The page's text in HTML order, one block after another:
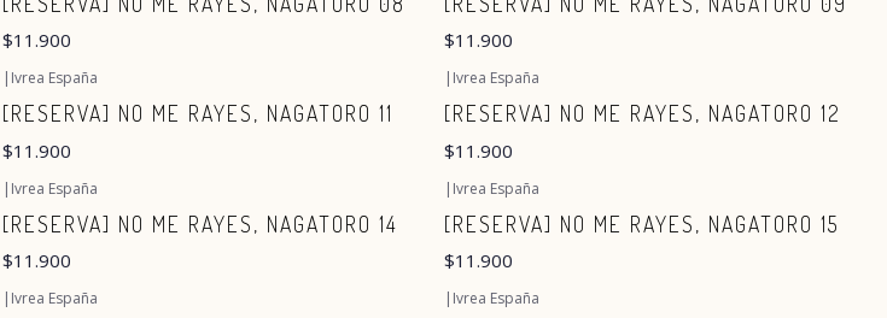
$11.900 $11.900
| Ivrea España
[RESERVA] NO ME RAYES, NAGATORO 11
$11.900
| Ivrea España
[RESERVA] NO ME RAYES, NAGATORO 12
$11.900
| Ivrea España
[RESERVA] NO ME RAYES, NAGATORO 14
$11.900
| Ivrea España
[RESERVA] NO ME RAYES, NAGATORO 15
$11.900
| Ivrea España | Ivrea España